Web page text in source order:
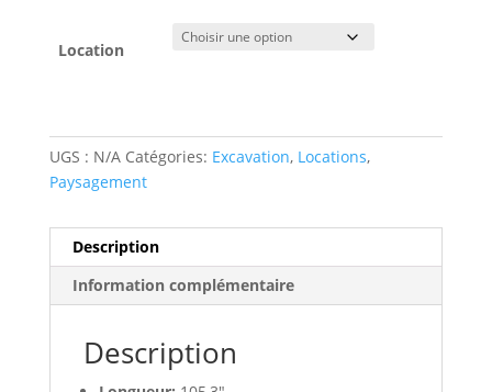
prix :
$260.00
Location
UGS : N/A Catégories: Excavation, Locations,
Paysagement
Description
Information complémentaire
Description